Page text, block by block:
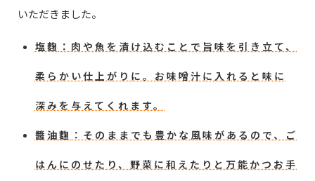
いただきました。
塩麴 ：肉や魚を漬け込むことで旨味を引き立て、
柔らかい仕上がりに。お味噌汁に入れると味に
深みを与えてくれます。
醬油麴 ：そのままでも豊かな風味があるので、ご
はんにのせたり、野菜に和えたりと万能かつお手